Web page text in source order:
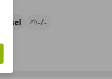
Diesel
-/-